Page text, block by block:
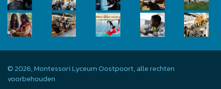
© 2026, Montessori Lyceum Oostpoort, alle rechten
voorbehouden